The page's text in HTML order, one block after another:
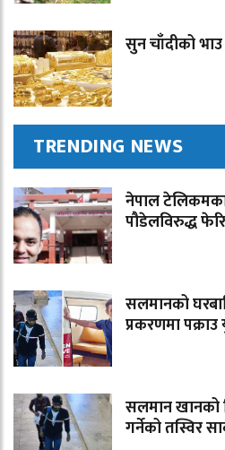
सुन चाँदीको
TRENDING NEWS
नेपाल टेलिकमका
पौडेलविरुद्ध फेरि
सलमानको
प्रकरणमा
सलमान खानको
गर्नेको तस्विर